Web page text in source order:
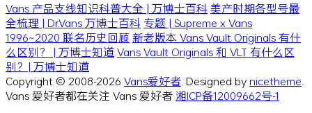
Vans 产品支线知识科普大全 | 万博士百科美产时期各型号最
全梳理 | Dr.Vans 万博士百科 专题 | Supreme x Vans
1996~2020 联名历史回顾 新老版本 Vans Vault Originals 有什
么区别？ | 万博士知道Vans Vault Originals 和 VLT 有什么区
别？| 万博士知道
Copyright © 2008-2026 Vans爱好者. Designed bynicetheme.
Vans 爱好者都在关注 Vans 爱好者湘ICP备12009662号-1